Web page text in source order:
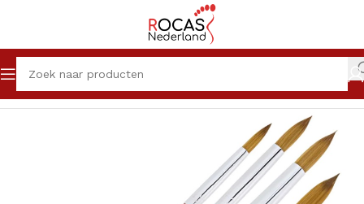
Home Winkel Nagelproducten Penselen